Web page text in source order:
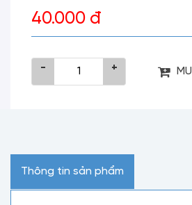
40.000 đ
- +
Thông tin sản phẩm